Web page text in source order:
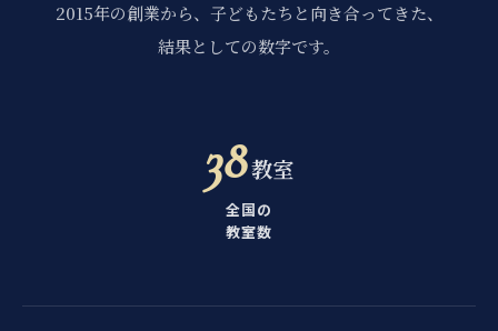
2015年の創業から、子どもたちと向き合ってきた、
結果としての数字です。
38教室
全国の
教室数